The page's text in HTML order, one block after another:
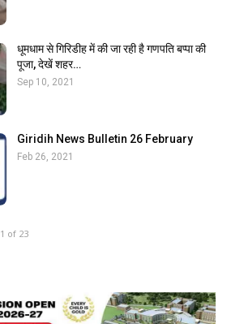
धूमधाम से गिरिडीह में की जा रही है गणपति बप्पा की
पूजा, देखें शहर…
Sep 10, 2021
Giridih News Bulletin 26 February
Feb 26, 2021
1 of 23